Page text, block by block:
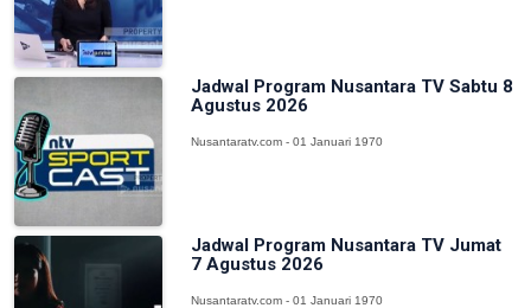
Jadwal Program Nusantara TV Sabtu 8
Agustus 2026
Nusantaratv.com - 01 Januari 1970
Jadwal Program Nusantara TV Jumat
7 Agustus 2026
Nusantaratv.com - 01 Januari 1970